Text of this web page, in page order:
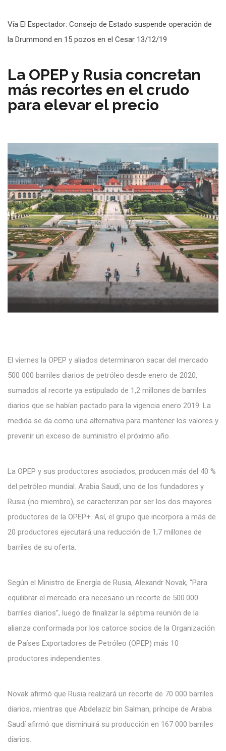
Vía El Espectador: Consejo de Estado suspende operación de
la Drummond en 15 pozos en el Cesar 13/12/19
La OPEP y Rusia concretan
más recortes en el crudo
para elevar el precio
El viernes la OPEP y aliados determinaron sacar del mercado
500 000 barriles diarios de petróleo desde enero de 2020,
sumados al recorte ya estipulado de 1,2 millones de barriles
diarios que se habían pactado para la vigencia enero 2019. La
medida se da como una alternativa para mantener los valores y
prevenir un exceso de suministro el próximo año.
La OPEP y sus productores asociados, producen más del 40 %
del petróleo mundial. Arabia Saudí, uno de los fundadores y
Rusia (no miembro), se caracterizan por ser los dos mayores
productores de la OPEP+. Así, el grupo que incorpora a más de
20 productores ejecutará una reducción de 1,7 millones de
barriles de su oferta.
Según el Ministro de Energía de Rusia, Alexandr Novak, “Para
equilibrar el mercado era necesario un recorte de 500.000
barriles diarios”, luego de finalizar la séptima reunión de la
alianza conformada por los catorce socios de la Organización
de Países Exportadores de Petróleo (OPEP) más 10
productores independientes.
Novak afirmó que Rusia realizará un recorte de 70 000 barriles
diarios, mientras que Abdelaziz bin Salman, príncipe de Arabia
Saudí afirmó que disminuirá su producción en 167 000 barriles
diarios.